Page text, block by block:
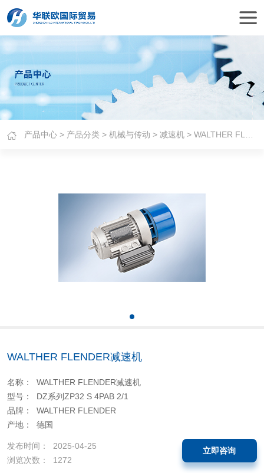
产品中心 > 产品分类 >机械与传动 >减速机 > WALTHER FLENDER减速机
WALTHER FLENDER减速机
名称： WALTHER FLENDER减速机
型号： DZ系列ZP32 S 4PAB 2/1
品牌： WALTHER FLENDER
产地： 德国
发布时间： 2025-04-25
浏览次数： 1272
立即咨询